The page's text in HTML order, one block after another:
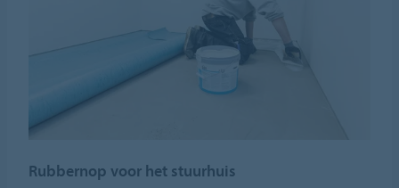
Rubbernop voor het stuurhuis